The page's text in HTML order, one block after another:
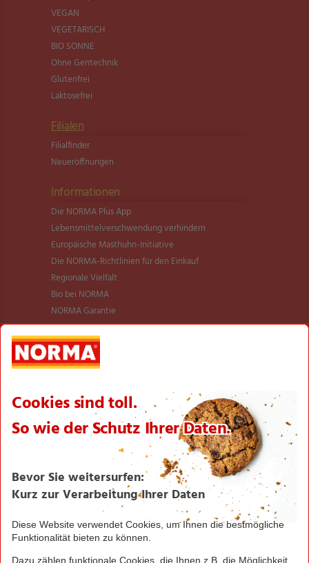
VEGAN
VEGETARISCH
BIO SONNE
Ohne Gentechnik
Glutenfrei
Laktosefrei
Filialen
Filialfinder
Neueröffnungen
Informationen
Die NORMA Plus App
Lebensmittel­verschwendung verhindern
Europäische Masthuhn-Initiative
Die NORMA-Richtlinien für den Einkauf
Regionale Vielfalt
Bio bei NORMA
NORMA Garantie
NORMA Qualität
Verantwortung
Aktionsartikel
Einkaufsliste
Zahlungsabwicklung
NORMA bei Facebook & Instagram
Barrierefreiheitserklärung
Unternehmen
Über NORMA
Organisation
International
Logistik